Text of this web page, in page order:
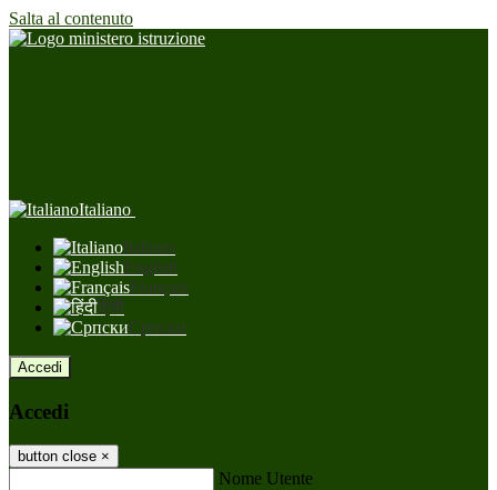
Salta al contenuto
Italiano
Italiano
English
Français
हिंदी
Српски
Accedi
Accedi
button close ×
Nome Utente